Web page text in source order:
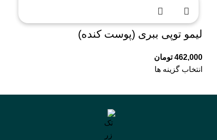
لیمو توپی ببری (پوست کنده)
462,000 تومان
انتخاب گزینه ها